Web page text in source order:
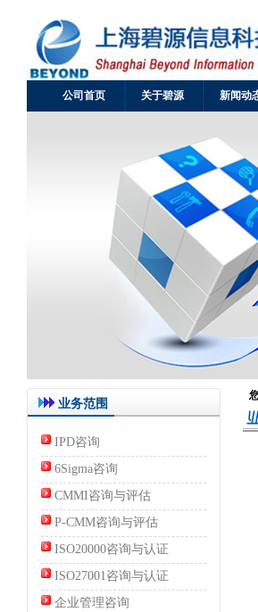
公司首页 关于碧源 新闻动
业务范围
IPD咨询
6Sigma咨询
CMMI咨询与评估
P-CMM咨询与评估
ISO20000咨询与认证
ISO27001咨询与认证
企业管理咨询